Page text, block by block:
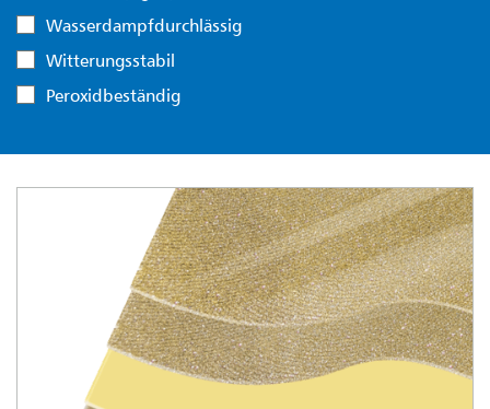
Wasserdampfdurchlässig
Witterungsstabil
Peroxidbeständig